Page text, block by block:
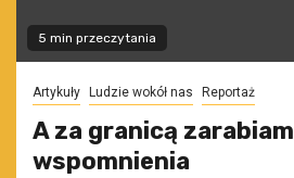
5 min przeczytania
Artykuły Ludzie wokół nas Reportaż
A za granicą zarabiam
wspomnienia